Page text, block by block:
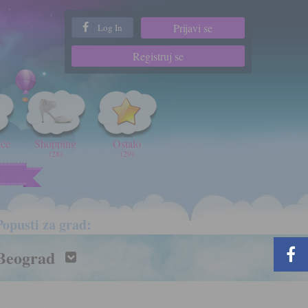
Log In
Prijavi se
Registruj se
Shopping
(28)
Ostalo
(29)
za grad: